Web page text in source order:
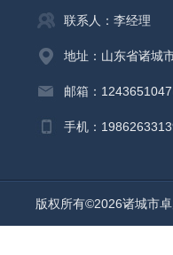
联系人：李经理
地址：山东省诸城
邮箱：
手机：
版权所有©2026诸城市